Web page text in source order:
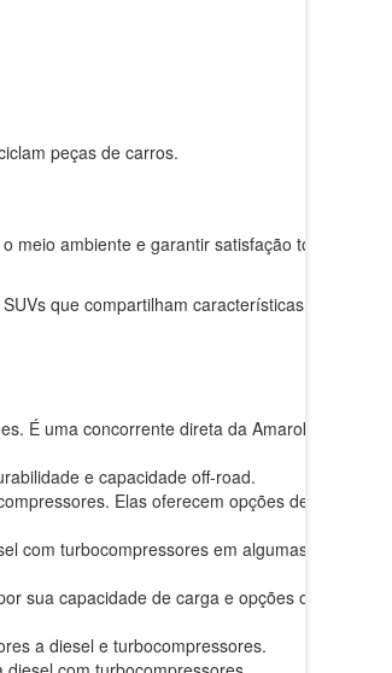
peças de carros.
ambiente e garantir satisfação total
que compartilham características
É uma concorrente direta da Amarok
e capacidade off-road.
Elas oferecem opções de
com turbocompressores em algumas
sua capacidade de carga e opções off-
a diesel e turbocompressores.